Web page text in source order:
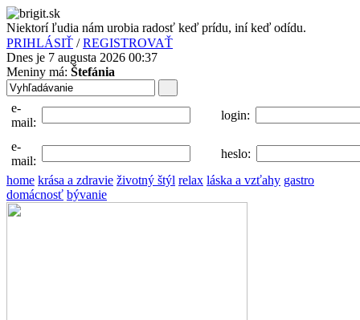
Niektorí ľudia nám urobia radosť keď prídu, iní keď odídu.
PRIHLÁSIŤ /REGISTROVAŤ
Dnes je 7 augusta 2026 00:37
Meniny má: Štefánia
e-
mail:
login:
e-
mail:
heslo:
home krása a zdravie životný štýl relax láska a vzťahy gastro
domácnosť bývanie